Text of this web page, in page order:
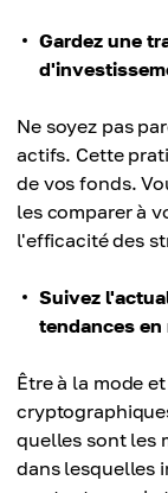
Gardez une
Ne soyez pas
actifs. Cette
de vos fonds.
les comparer à
l'efficacité des
Suivez
tendances
Être à la mode
quelles sont les
dans lesquelles